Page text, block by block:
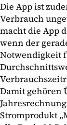
Die App ist
Verbrauch
macht die App
wenn der
Notwendigkeit
Damit gehören
Stromprodukt